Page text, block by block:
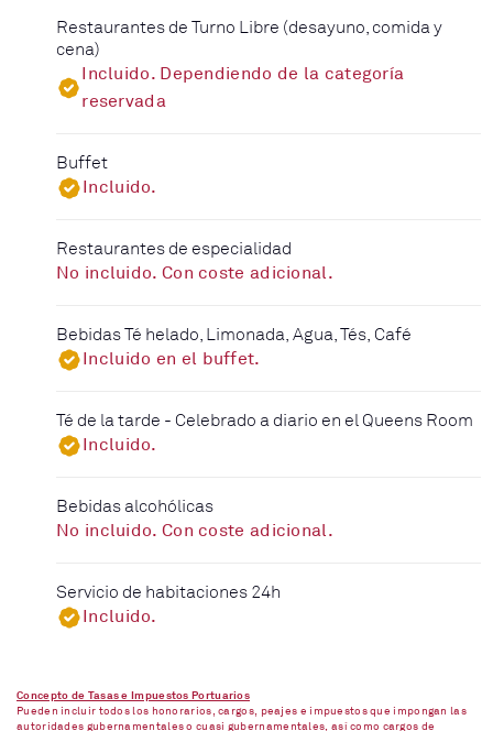
Restaurantes de Turno Libre (desayuno, comida y
cena)
Incluido. Dependiendo de la categoría
reservada
Buffet
Incluido.
Restaurantes de especialidad
No incluido. Con coste adicional.
Bebidas Té helado, Limonada, Agua, Tés, Café
Incluido en el buffet.
Té de la tarde - Celebrado a diario en el Queens Room
Incluido.
Bebidas alcohólicas
No incluido. Con coste adicional.
Servicio de habitaciones 24h
Incluido.
Concepto de Tasas e Impuestos Portuarios
Pueden incluir todos los honorarios, cargos, peajes e impuestos que impongan las
autoridades gubernamentales o cuasi gubernamentales, así como cargos de